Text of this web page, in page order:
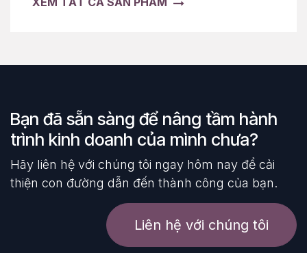
Bạn đã sẵn sàng để nâng tầm hành
trình kinh doanh của mình chưa?
Hãy liên hệ với chúng tôi ngay hôm nay để cải
thiện con đường dẫn đến thành công của bạn.
Liên hệ với chúng tôi